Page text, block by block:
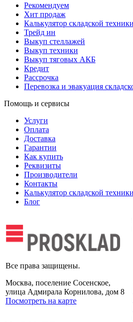
Рекомендуем
Хит продаж
Калькулятор складской техники
Трейд ин
Выкуп стеллажей
Выкуп техники
Выкуп тяговых АКБ
Кредит
Рассрочка
Перевозка и эвакуация
Помощь и сервисы
Услуги
Оплата
Доставка
Гарантии
Как купить
Реквизиты
Производители
Контакты
Калькулятор складской техники
Блог
Все права защищены.
Москва, поселение Сосенское,
улица Адмирала Корнилова, дом 8
Посмотреть на карте